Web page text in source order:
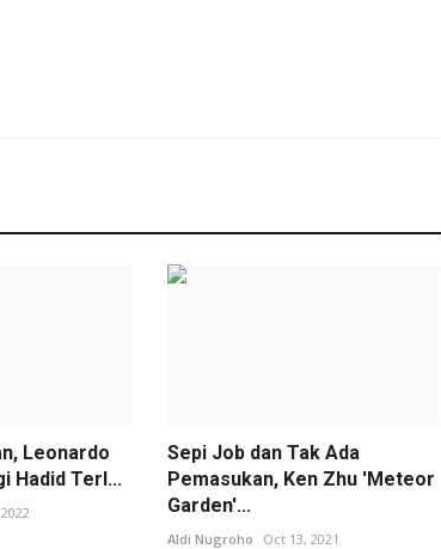
Leonardo
Hadid Terl...
Sepi Job dan Tak Ada
Pemasukan, Ken Zhu 'Meteor
Garden'...
Aldi Nugroho Oct 13, 2021